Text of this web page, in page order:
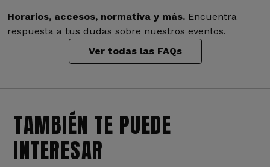
Horarios, accesos, normativa y más. Encuentra
respuesta a tus dudas sobre nuestros eventos.
Ver todas las FAQs
TAMBIÉN TE PUEDE
INTERESAR